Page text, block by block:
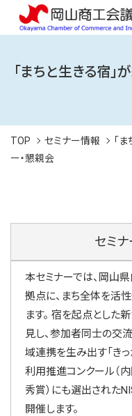
「まちと生きる宿」
TOP セミナー情報
「
ー・懇親会
セミナ
本セミナーでは、岡山
拠点に、まち全体を活
ます。 宿を起点とした
見し、参加者同士の交
域連携を生み出す「きっ
利用推進コンクール（
秀賞）にも選出された
開催します。